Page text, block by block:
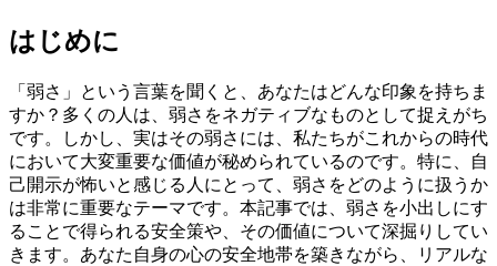
はじめに
「弱さ」という言葉を聞くと、あなたはどんな印象を持ちま
すか？多くの人は、弱さをネガティブなものとして捉えがち
です。しかし、実はその弱さには、私たちがこれからの時代
において大変重要な価値が秘められているのです。特に、自
己開示が怖いと感じる人にとって、弱さをどのように扱うか
は非常に重要なテーマです。本記事では、弱さを小出しにす
ることで得られる安全策や、その価値について深掘りしてい
きます。あなた自身の心の安全地帯を築きながら、リアルな